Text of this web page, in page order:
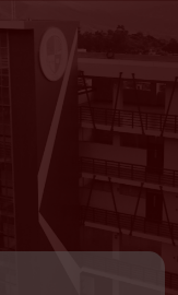
El idioma actual es: